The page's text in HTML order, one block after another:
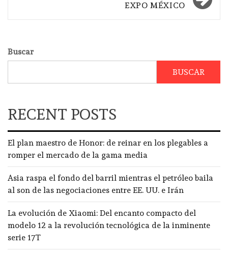
EXPO MÉXICO
Buscar
BUSCAR
RECENT POSTS
El plan maestro de Honor: de reinar en los plegables a
romper el mercado de la gama media
Asia raspa el fondo del barril mientras el petróleo baila
al son de las negociaciones entre EE. UU. e Irán
La evolución de Xiaomi: Del encanto compacto del
modelo 12 a la revolución tecnológica de la inminente
serie 17T